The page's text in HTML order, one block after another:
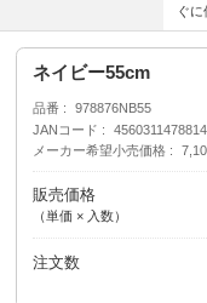
ぐに
ネイビー55cm
品番
978876NB55
JANコード
4560311478814
メーカー希望小売価格
販売価格
（単価 × 入数）
注文数